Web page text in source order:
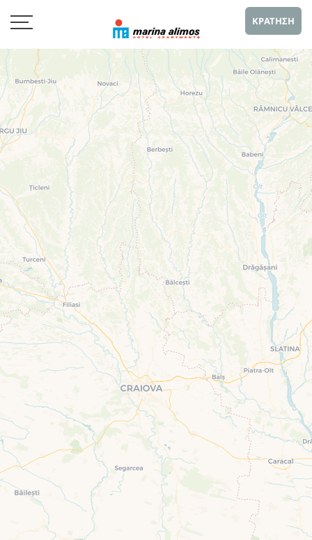
ΚΡΑΤΗΣΗ